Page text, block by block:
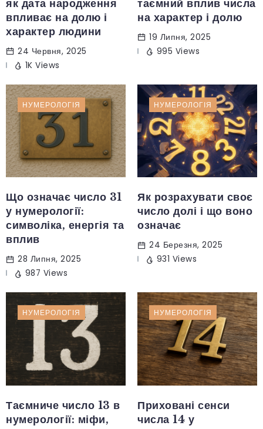
як дата народження
впливає на долю і
характер людини
24 Червня, 2025
1K Views
таємний вплив числа
на характер і долю
19 Липня, 2025
995 Views
НУМЕРОЛОГІЯ
Що означає число 31
у нумерології:
символіка, енергія та
вплив
28 Липня, 2025
987 Views
НУМЕРОЛОГІЯ
Як розрахувати своє
число долі і що воно
означає
24 Березня, 2025
931 Views
НУМЕРОЛОГІЯ
Таємниче число 13 в
нумерології: міфи,
НУМЕРОЛОГІЯ
Приховані сенси
числа 14 у